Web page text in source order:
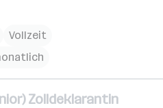
Vollzeit
Zolldeklarantin